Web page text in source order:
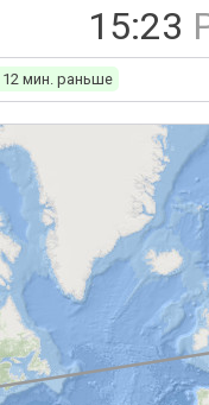
15:23
12 мин. раньше